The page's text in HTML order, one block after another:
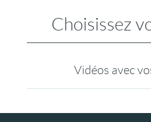
Choisissez
Vidéos avec